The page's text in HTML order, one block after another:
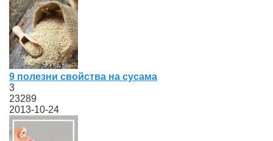
9 полезни свойства на сусама
3
23289
2013-10-24